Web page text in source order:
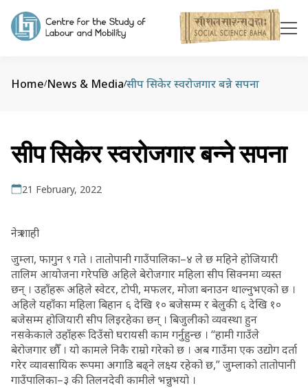
Home/News & Media/सीप सिकेर स्वरोजगार बन्ने सपना
सीप सिकेर स्वरोजगार बन्ने सपना
21 February, 2022
नेत्र शाही
जुम्ला, फागुन ९ गते । तातोपानी गाउँपालिका–४ ले छ महिने होजियारी
तालिम आयोजना गरेपछि अहिले बेरोजगार महिला सीप सिक्नमा व्यस्त
छन् । उहाँहरू अहिले स्वेटर, टोपी, मफलर, मोजा बनाउन थाल्नुभएको छ ।
अहिले यहाँका महिला बिहान ६ देखि १० बजेसम्म र बेलुकी ६ देखि १०
बजेसम्म होजियारी सीप लिइरहेका छन् । बिजुलीको व्यवस्था हुन
नसकेकाले उहाँहरू दिउँसो घरायसी काम गर्नुहुन्छ । “हामी गाउँले
बेरोजगार छौँ । यो कामले निकै राम्रो गरेको छ । अब गाउँमा एक उद्योग दर्ता
गरेर व्यावसायिक रूपमा अगाडि बढ्ने लक्ष्य रहेको छ,” जुम्लाको तातोपानी
गाउँपालिका–३ की तिलनदेवी कामीले भन्नुभयो ।